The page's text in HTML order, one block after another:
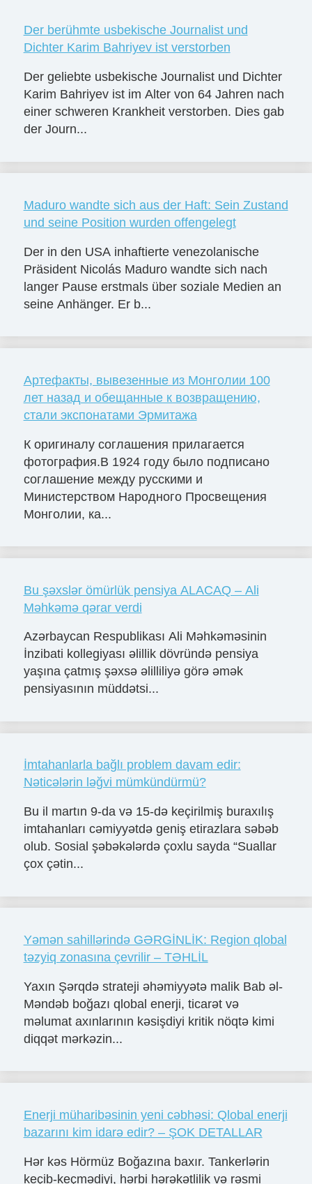
Der berühmte usbekische Journalist und
Dichter Karim Bahriyev ist verstorben
Der geliebte usbekische Journalist und Dichter
Karim Bahriyev ist im Alter von 64 Jahren nach
einer schweren Krankheit verstorben. Dies gab
der Journ...
Maduro wandte sich aus der Haft: Sein Zustand
und seine Position wurden offengelegt
Der in den USA inhaftierte venezolanische
Präsident Nicolás Maduro wandte sich nach
langer Pause erstmals über soziale Medien an
seine Anhänger. Er b...
Артефакты, вывезенные из Монголии 100
лет назад и обещанные к возвращению,
стали экспонатами Эрмитажа
К оригиналу соглашения прилагается
фотография.В 1924 году было подписано
соглашение между русскими и
Министерством Народного Просвещения
Монголии, ка...
Bu şəxslər ömürlük pensiya ALACAQ – Ali
Məhkəmə qərar verdi
Azərbaycan Respublikası Ali Məhkəməsinin
İnzibati kollegiyası əlillik dövründə pensiya
yaşına çatmış şəxsə əlilliliyə görə əmək
pensiyasının müddətsi...
İmtahanlarla bağlı problem davam edir:
Nəticələrin ləğvi mümkündürmü?
Bu il martın 9-da və 15-də keçirilmiş buraxılış
imtahanları cəmiyyətdə geniş etirazlara səbəb
olub. Sosial şəbəkələrdə çoxlu sayda “Suallar
çox çətin...
Yəmən sahillərində GƏRGİNLİK: Region qlobal
təzyiq zonasına çevrilir – TƏHLİL
Yaxın Şərqdə strateji əhəmiyyətə malik Bab əl-
Məndəb boğazı qlobal enerji, ticarət və
məlumat axınlarının kəsişdiyi kritik nöqtə kimi
diqqət mərkəzin...
Enerji müharibəsinin yeni cəbhəsi: Qlobal enerji
bazarını kim idarə edir? – ŞOK DETALLAR
Hər kəs Hörmüz Boğazına baxır. Tankerlərin
keçib-keçmədiyi, hərbi hərəkətlilik və rəsmi